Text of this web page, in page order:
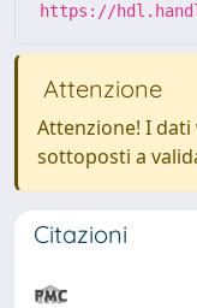
https://
Attenzione
Attenzione! I
sottoposti a
Citazioni